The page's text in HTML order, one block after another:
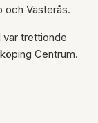
och Västerås.
var trettionde
Centrum.